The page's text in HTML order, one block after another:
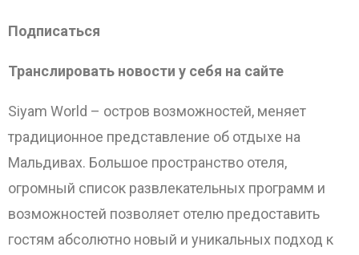
Подписаться
Транслировать новости у себя на сайте
Siyam World – остров возможностей, меняет
традиционное представление об отдыхе на
Мальдивах. Большое пространство отеля,
огромный список развлекательных программ и
возможностей позволяет отелю предоставить
гостям абсолютно новый и уникальных подход к